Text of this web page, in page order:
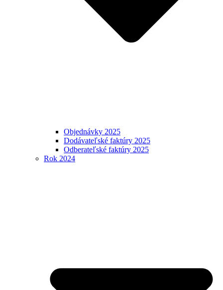
Objednávky 2025
Dodávateľské faktúry 2025
Odberateľské faktúry 2025
Rok 2024